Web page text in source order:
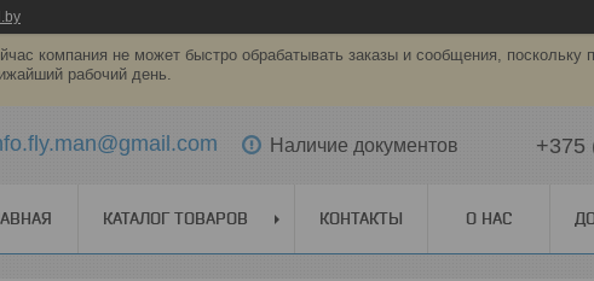
компания не может быстро обрабатывать заказы и сообщения,
рабочий день.
Наличие документов +375
КАТАЛОГ ТОВАРОВ КОНТАКТЫ О НАС